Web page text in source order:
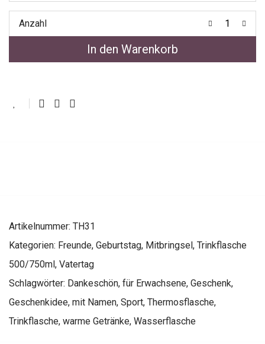
Anzahl
In den Warenkorb
Artikelnummer: TH31
Kategorien: Freunde, Geburtstag, Mitbringsel, Trinkflasche
500/750ml, Vatertag
Schlagwörter: Dankeschön, für Erwachsene, Geschenk,
Geschenkidee, mit Namen, Sport, Thermosflasche,
Trinkflasche, warme Getränke, Wasserflasche